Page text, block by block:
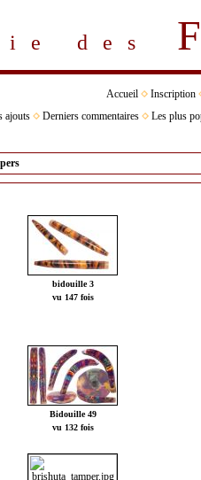
des
Accueil Inscription
ajouts Derniers commentaires Les plus
bidouille 3
vu 147 fois
Bidouille 49
vu 132 fois